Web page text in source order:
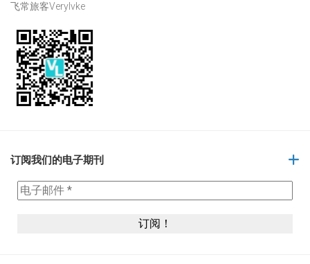
飞常旅客Verylvke
订阅我们的电子期刊